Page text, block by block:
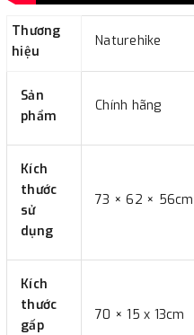
Thương
hiệu
Naturehike
Sản
phẩm
Chính hãng
Kích
thước
sử
dụng
73 × 62 × 56cm
Kích
thước
gấp
70 × 15 x 13cm